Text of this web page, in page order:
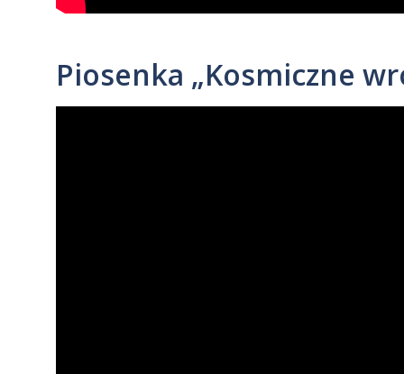
Piosenka „Kosmiczne